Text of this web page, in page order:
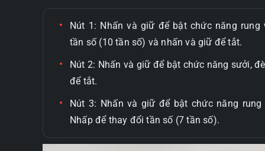
Nút 1: Nhấn và giữ để bật chức năng rung
tần số (10 tần số) và nhấn và giữ để tắt.
Nút 2: Nhấn và giữ để bật chức năng sưởi,
để tắt.
Nút 3: Nhấn và giữ để bật chức năng
Nhấp để thay đổi tần số (7 tần số).